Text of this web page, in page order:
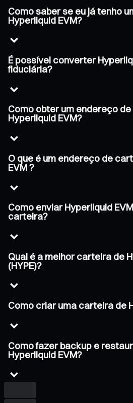
Como saber se eu já tenho
Hyperliquid EVM?
É possível converter
fiduciária?
Como obter um endereço
Hyperliquid EVM?
O que é um endereço de
EVM ?
Como enviar Hyperliquid
carteira?
Qual é a melhor carteira de
(HYPE)?
Como criar uma carteira de
Como fazer backup e
Hyperliquid EVM?